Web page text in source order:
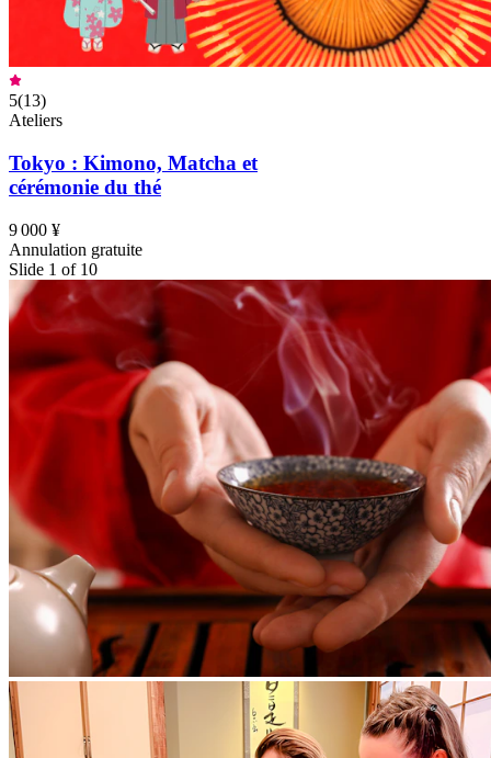
5(13)
Ateliers
Tokyo : Kimono, Matcha et
cérémonie du thé
9 000 ¥
Annulation gratuite
Slide 1 of 10